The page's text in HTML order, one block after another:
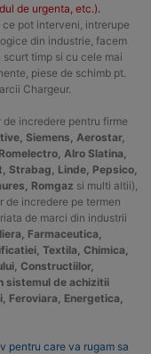
de urgenta, etc.).
pot interveni, intrerupe
din industrie, facem
timp si cu cele mai
piese de schimb pt.
Chargeur.
incredere pentru firme
Siemens, Aerostar,
Alro Slatina,
Strabag, Linde, Pepsico,
Romgaz si multi altii),
de incredere pe termen
de marci din industrii
Farmaceutica,
Textila, Chimica,
Constructiilor,
sistemul de achizitii
Feroviara, Energetica,
pentru care va rugam sa